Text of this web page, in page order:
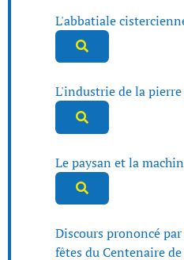
L'abbatiale
L'industrie de la
Le paysan et la
Discours prononcé
fêtes du Centenaire